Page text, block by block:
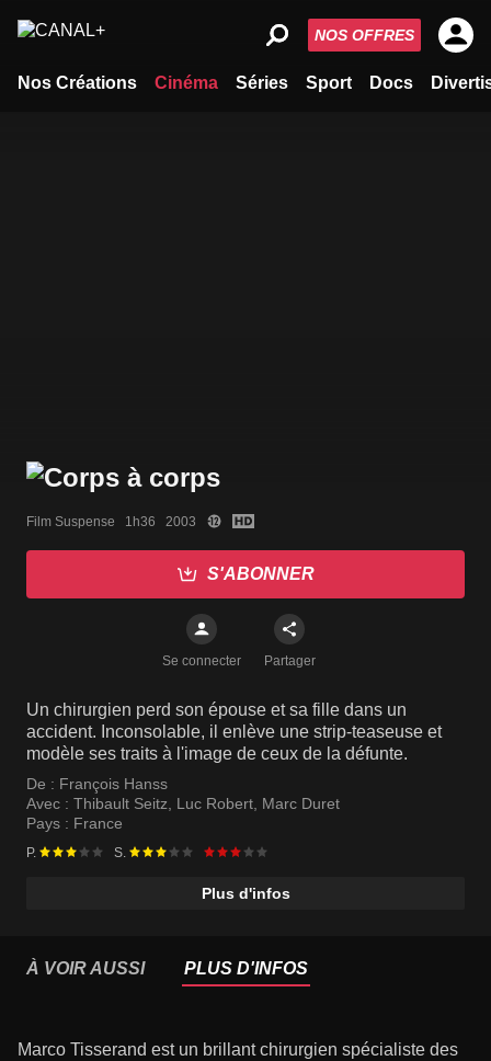
Nos Créations Cinéma Séries Sport Docs
NOS OFFRES
Film Suspense   1h36   2003
S'ABONNER
Se connecter Partager
Un chirurgien perd son épouse et sa fille dans un
accident. Inconsolable, il enlève une strip-teaseuse et
modèle ses traits à l'image de ceux de la défunte.
De : François Hanss
Avec : Thibault Seitz Luc Robert Marc Duret
Pays : France
P. S.
Plus d'infos
À VOIR AUSSI PLUS D'INFOS
Marco Tisserand est un brillant chirurgien spécialiste des